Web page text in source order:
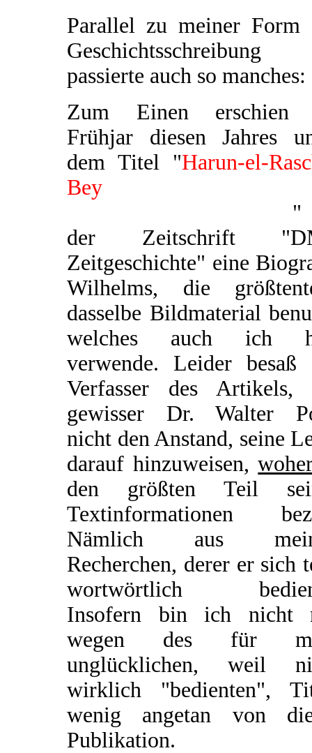
Parallel zu meiner Form
Geschichtsschreibung
passierte auch so manches:
Zum Einen erschien
Frühjar diesen Jahres
dem Titel "Harun-el-
Bey
"
der Zeitschrift
Zeitgeschichte" eine
Wilhelms, die
dasselbe Bildmaterial
welches auch ich
verwende. Leider besaß
Verfasser des Artikels,
gewisser Dr. Walter
nicht den Anstand, seine
darauf hinzuweisen,
den größten Teil
Textinformationen
Nämlich aus
Recherchen, derer er sich
wortwörtlich
Insofern bin ich nicht
wegen des für
unglücklichen, weil
wirklich "bedienten",
wenig angetan von
Publikation.